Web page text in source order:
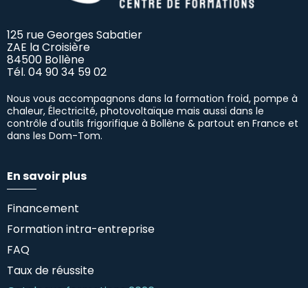
125 rue Georges Sabatier
ZAE la Croisière
84500 Bollène
Tél. 04 90 34 59 02
Nous vous accompagnons dans la formation froid, pompe à
chaleur, Électricité, photovoltaïque mais aussi dans le
contrôle d'outils frigorifique à Bollène & partout en France et
dans les Dom-Tom.
En savoir plus
Financement
Formation intra-entreprise
FAQ
Taux de réussite